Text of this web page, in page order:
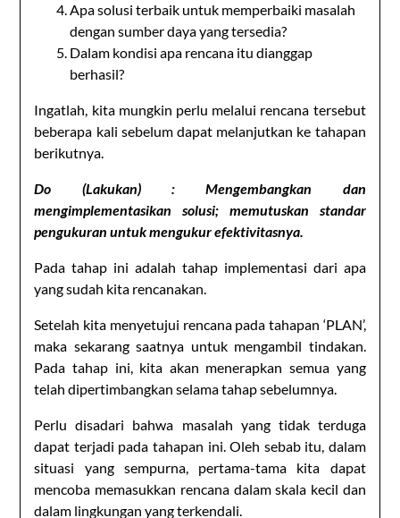
Apa solusi terbaik untuk memperbaiki masalah
dengan sumber daya yang tersedia?
Dalam kondisi apa rencana itu dianggap
berhasil?
Ingatlah, kita mungkin perlu melalui rencana tersebut
beberapa kali sebelum dapat melanjutkan ke tahapan
berikutnya.
Do (Lakukan) : Mengembangkan dan
mengimplementasikan solusi; memutuskan standar
pengukuran untuk mengukur efektivitasnya.
Pada tahap ini adalah tahap implementasi dari apa
yang sudah kita rencanakan.
Setelah kita menyetujui rencana pada tahapan ‘PLAN’,
maka sekarang saatnya untuk mengambil tindakan.
Pada tahap ini, kita akan menerapkan semua yang
telah dipertimbangkan selama tahap sebelumnya.
Perlu disadari bahwa masalah yang tidak terduga
dapat terjadi pada tahapan ini. Oleh sebab itu, dalam
situasi yang sempurna, pertama-tama kita dapat
mencoba memasukkan rencana dalam skala kecil dan
dalam lingkungan yang terkendali.